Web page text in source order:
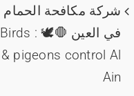
شركة مكافحة الحمام
في العين 🛑🕊️ : Birds
& pigeons control Al
Ain